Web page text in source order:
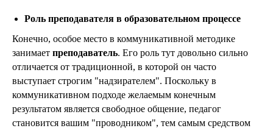
Роль преподавателя в образовательном процессе
Конечно, особое место в коммуникативной методике
занимает преподаватель. Его роль тут довольно сильно
отличается от традиционной, в которой он часто
выступает строгим "надзирателем". Поскольку в
коммуникативном подходе желаемым конечным
результатом является свободное общение, педагог
становится вашим "проводником", тем самым средством